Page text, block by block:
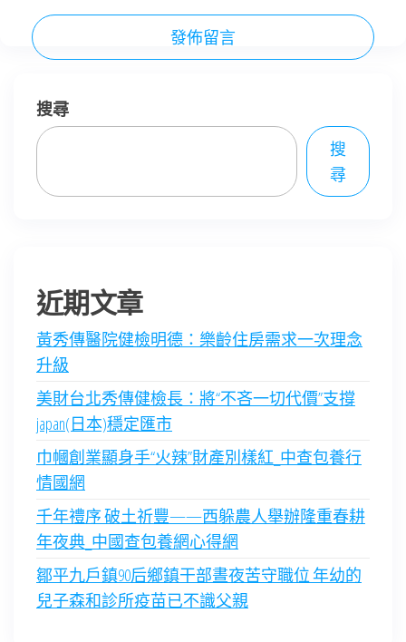
搜尋
搜
尋
近期文章
黃秀傳醫院健檢明德：樂齡住房需求一次理念
升級
美財台北秀傳健檢長：將“不吝一切代價”支撐
japan(日本)穩定匯市
巾幗創業顯身手“火辣”財產別樣紅_中查包養行
情國網
千年禮序 破土祈豐——西躲農人舉辦隆重春耕
年夜典_中國查包養網心得網
鄒平九戶鎮90后鄉鎮干部晝夜苦守職位 年幼的
兒子森和診所疫苗已不識父親